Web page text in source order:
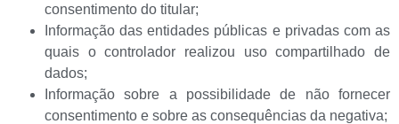
consentimento do titular;
Informação das entidades públicas e privadas com as
quais o controlador realizou uso compartilhado de
dados;
Informação sobre a possibilidade de não fornecer
consentimento e sobre as consequências da negativa;